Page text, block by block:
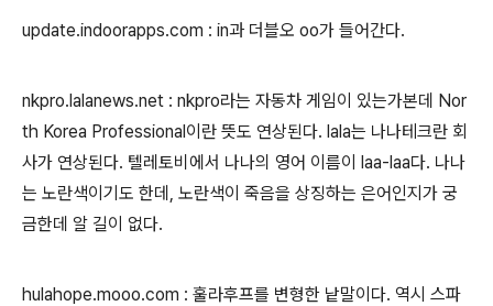
update.indoorapps.com : in과 더블오 oo가 들어간다.
nkpro.lalanews.net : nkpro라는 자동차 게임이 있는가본데 Nor
th Korea Professional이란 뜻도 연상된다. lala는 나나테크란 회
사가 연상된다. 텔레토비에서 나나의 영어 이름이 laa-laa다. 나나
는 노란색이기도 한데, 노란색이 죽음을 상징하는 은어인지가 궁
금한데 알 길이 없다.
hulahope.mooo.com : 훌라후프를 변형한 낱말이다. 역시 스파